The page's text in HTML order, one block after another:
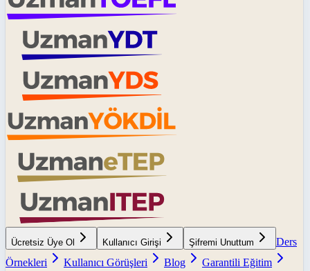
Ücretsiz Üye Ol Kullanıcı Girişi Şifremi Unuttum
Ders
Örnekleri
Kullanıcı Görüşleri Blog
Garantili Eğitim